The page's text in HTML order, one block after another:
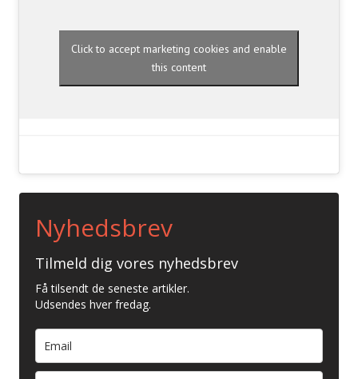
Click to accept marketing cookies and enable
this content
Nyhedsbrev
Tilmeld dig vores nyhedsbrev
Få tilsendt de seneste artikler.
Udsendes hver fredag.